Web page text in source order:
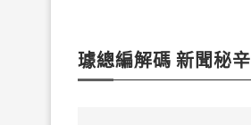
璩總編解碼 新聞秘辛